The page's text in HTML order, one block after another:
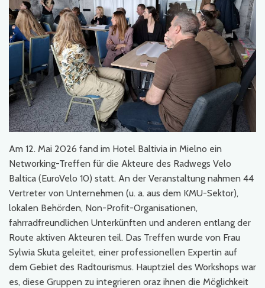
Am 12. Mai 2026 fand im Hotel Baltivia in Mielno ein
Networking-Treffen für die Akteure des Radwegs Velo
Baltica (EuroVelo 10) statt. An der Veranstaltung nahmen 44
Vertreter von Unternehmen (u. a. aus dem KMU-Sektor),
lokalen Behörden, Non-Profit-Organisationen,
fahrradfreundlichen Unterkünften und anderen entlang der
Route aktiven Akteuren teil. Das Treffen wurde von Frau
Sylwia Skuta geleitet, einer professionellen Expertin auf
dem Gebiet des Radtourismus. Hauptziel des Workshops war
es, diese Gruppen zu integrieren oraz ihnen die Möglichkeit